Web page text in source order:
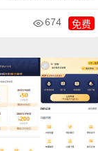
674 免费